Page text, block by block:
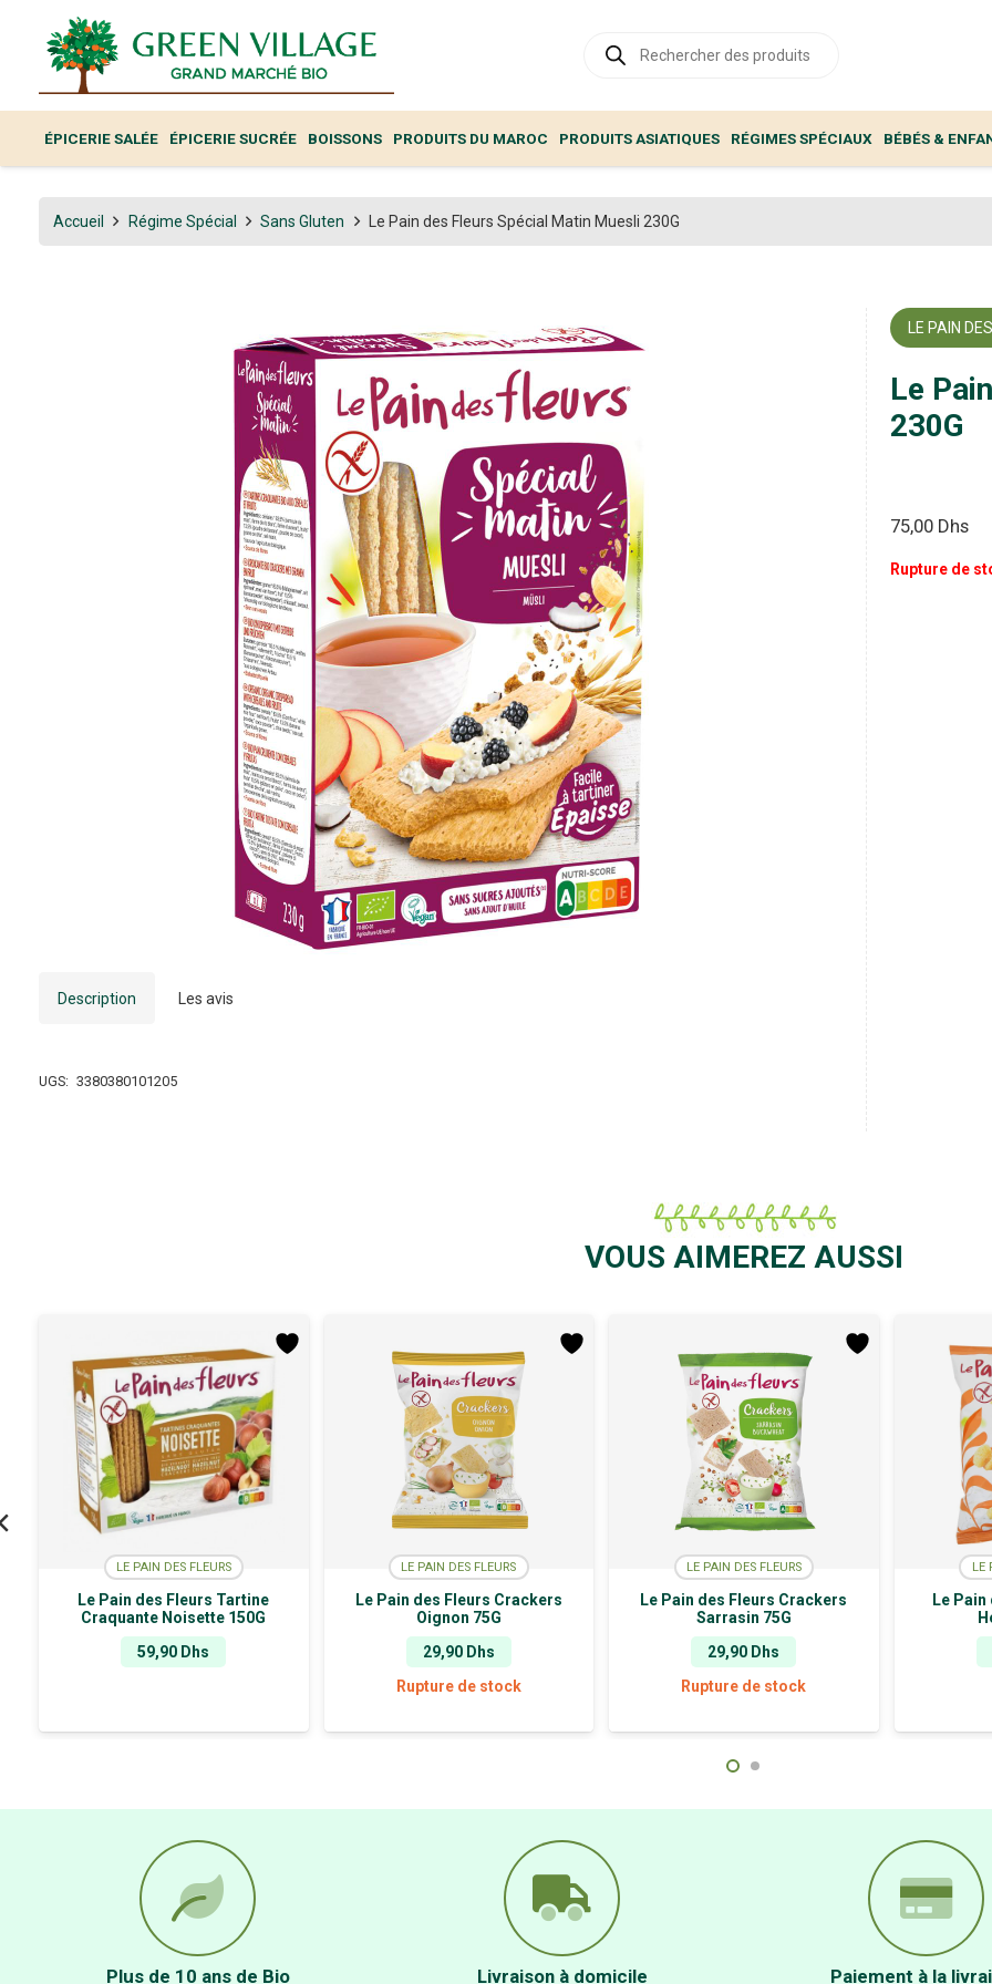
produits
ÉPICERIE SALÉE ÉPICERIE SUCRÉE BOISSONS PRODUITS DU MAROC PRODUITS ASIATIQUES RÉGIMES SPÉCIAUX BÉBÉS &
Accueil Régime Spécial Sans Gluten Le Pain des Fleurs Spécial Matin Muesli 230G
Description Les avis
UGS: 3380380101205
LE PAIN
Le
230G
75,00 Dhs
Rupture de
VOUS AIMEREZ AUSSI
LE PAIN DES FLEURS
Le Pain des Fleurs Tartine
Craquante Noisette 150G
59,90 Dhs
LE PAIN DES FLEURS
Le Pain des Fleurs Crackers
Oignon 75G
29,90 Dhs
Rupture de stock
LE PAIN DES FLEURS
Le Pain des Fleurs Crackers
Sarrasin 75G
29,90 Dhs
Rupture de stock
LE
Le
Plus de 10 ans de Bio Livraison à domicile Paiement à la